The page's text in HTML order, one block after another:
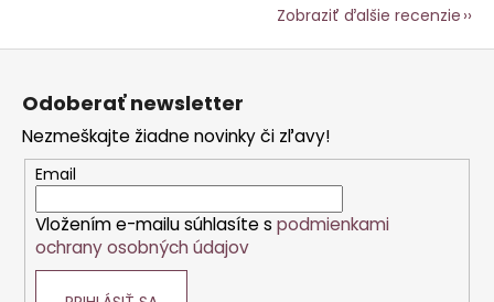
Zobraziť ďalšie recenzie
Z
Odoberať newsletter
Nezmeškajte žiadne novinky či zľavy!
Email
Vložením e-mailu súhlasíte s podmienkami
ochrany osobných údajov